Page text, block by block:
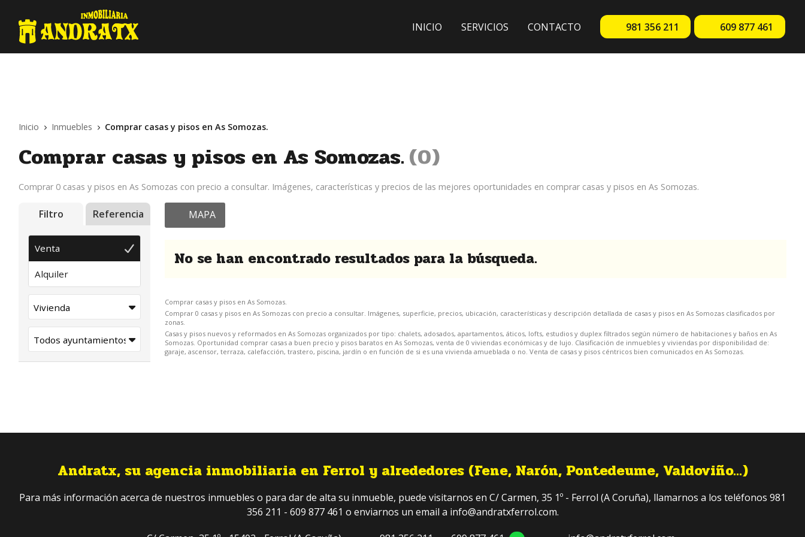
INICIO SERVICIOS CONTACTO 981 356 211 609 877 461
Inicio Inmuebles Comprar casas y pisos en As Somozas.
Comprar casas y pisos en As Somozas. 0
Comprar 0 casas y pisos en As Somozas con precio a consultar. Imágenes, características y precios de las mejores oportunidades en comprar casas y pisos en As Somozas.
Filtro Referencia
Venta
Alquiler
MAPA
No se han encontrado resultados para la búsqueda.
Comprar casas y pisos en As Somozas.
Comprar 0 casas y pisos en As Somozas con precio a consultar. Imágenes, superficie, precios, ubicación, características y descripción detallada de casas y pisos en As Somozas clasificados por
zonas.
Casas y pisos nuevos y reformados en As Somozas organizados por tipo: chalets, adosados, apartamentos, áticos, lofts, estudios y duplex filtrados según número de habitaciones y baños en As
Somozas. Oportunidad comprar casas a buen precio y pisos baratos en As Somozas, venta de 0 viviendas económicas y de lujo. Clasificación de inmuebles y viviendas por disponibilidad de:
garaje, ascensor, terraza, calefacción, trastero, piscina, jardín o en función de si es una vivienda amueblada o no. Venta de casas y pisos céntricos bien comunicados en As Somozas.
Andratx, su agencia inmobiliaria en Ferrol y alrededores (Fene, Narón, Pontedeume, Valdoviño...)
Para más información acerca de nuestros inmuebles o para dar de alta su inmueble, puede visitarnos en C/ Carmen, 35 1º - Ferrol (A Coruña), llamarnos a los teléfonos 981
356 211 - 609 877 461 o enviarnos un email a info@andratxferrol.com.